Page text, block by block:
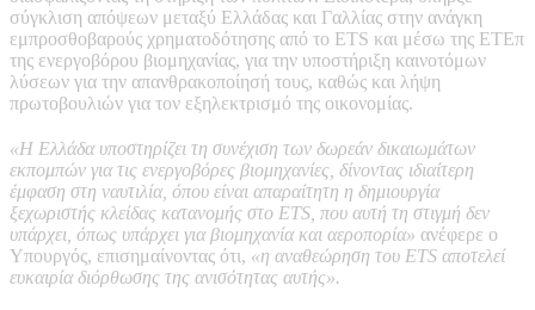
σύγκλιση απόψεων μεταξύ Ελλάδας και Γαλλίας στην ανάγκη
εμπροσθοβαρούς χρηματοδότησης από το ETS και μέσω της ΕΤΕπ
της ενεργοβόρου βιομηχανίας, για την υποστήριξη καινοτόμων
λύσεων για την απανθρακοποίησή τους, καθώς και λήψη
πρωτοβουλιών για τον εξηλεκτρισμό της οικονομίας.
«Η Ελλάδα υποστηρίζει τη συνέχιση των δωρεάν δικαιωμάτων
εκπομπών για τις ενεργοβόρες βιομηχανίες, δίνοντας ιδιαίτερη
έμφαση στη ναυτιλία, όπου είναι απαραίτητη η δημιουργία
ξεχωριστής κλείδας κατανομής στο ETS, που αυτή τη στιγμή δεν
υπάρχει, όπως υπάρχει για βιομηχανία και αεροπορία» ανέφερε ο
Υπουργός, επισημαίνοντας ότι, «η αναθεώρηση του ETS αποτελεί
ευκαιρία διόρθωσης της ανισότητας αυτής».